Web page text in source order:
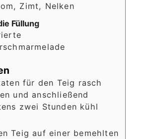
Zimt, Nelken
Füllung
für den Teig rasch
und anschließend
zwei Stunden kühl
Teig auf einer bemehlten